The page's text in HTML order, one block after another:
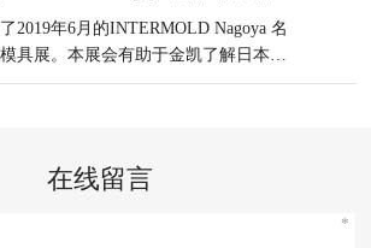
2019年6月的INTERMOLD Nagoya 名
具展。本展会有助于金凯了解日本当
发展情况以及设备制造商的产品更新
面的综合实力。
在线留言